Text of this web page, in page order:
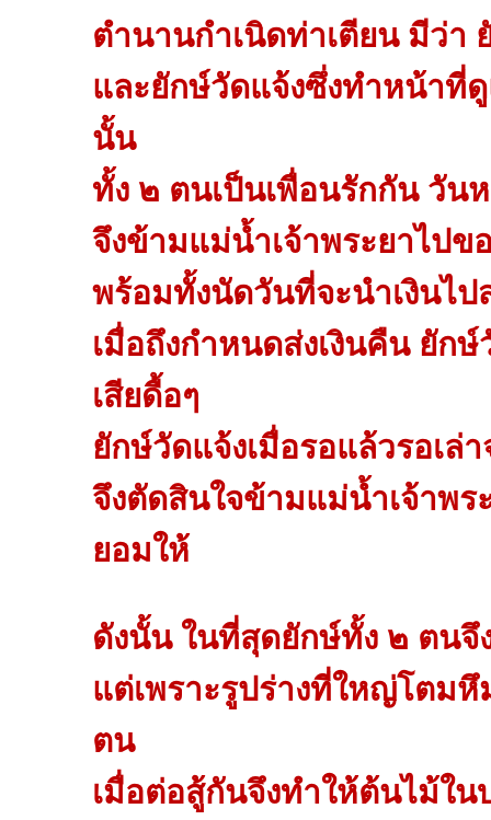
ตำนานกำเนิดท่าเตียน มีว่
และยักษ์วัดแจ้งซึ่งทำหน้าที่
นั้น
ทั้ง ๒ ตนเป็นเพื่อนรักกัน วัน
จึงข้ามแม่น้ำเจ้าพระยาไปข
พร้อมทั้งนัดวันที่จะนำเงินไป
เมื่อถึงกำหนดส่งเงินคืน ยัก
เสียดื้อๆ
ยักษ์วัดแจ้งเมื่อรอแล้วรอเล่
จึงตัดสินใจข้ามแม่น้ำเจ้าพ
ยอมให้
ดังนั้น ในที่สุดยักษ์ทั้ง ๒ ตนจึ
แต่เพราะรูปร่างที่ใหญ่โตม
ตน
เมื่อต่อสู้กันจึงทำให้ต้นไม้ใ